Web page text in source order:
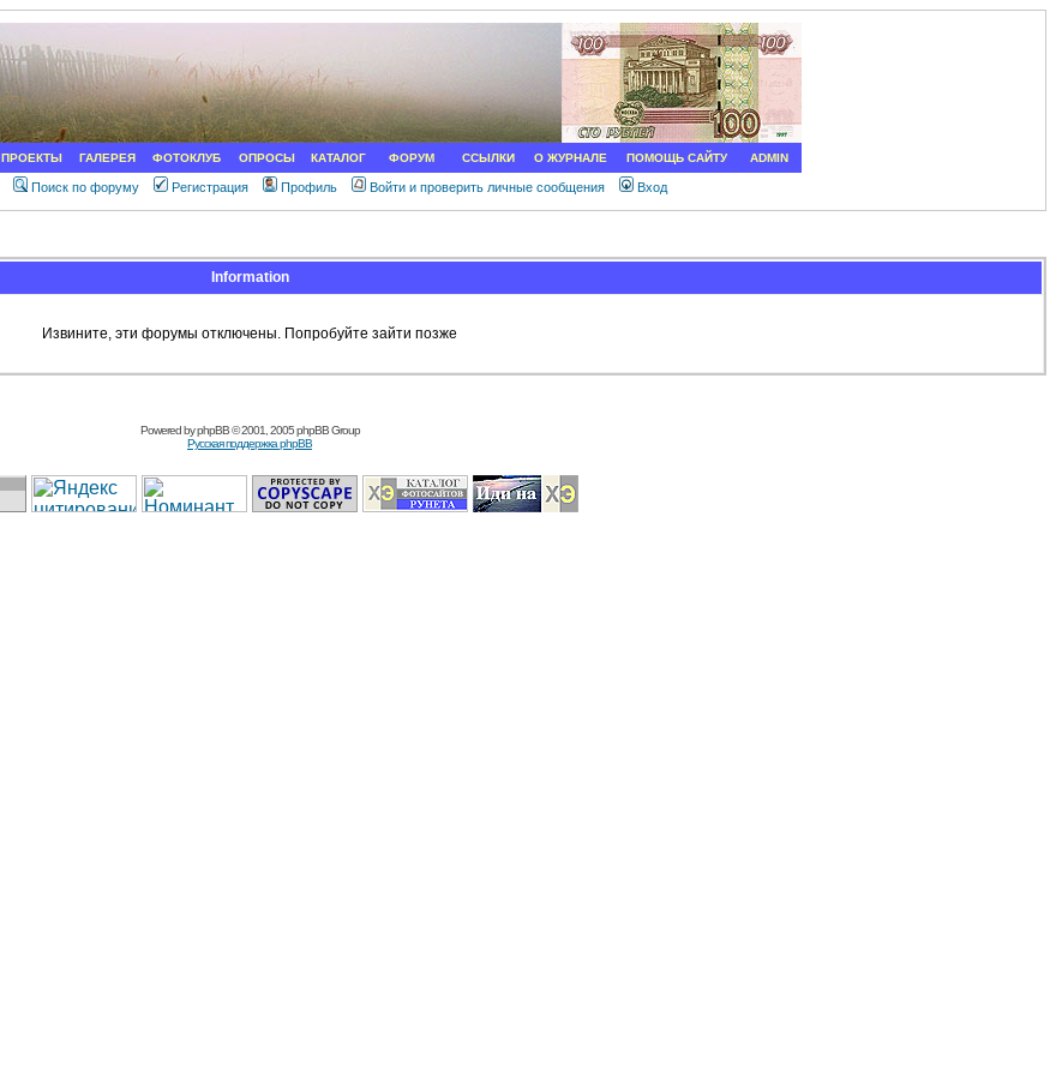
ПРОЕКТЫ ГАЛЕРЕЯ ФОТОКЛУБ ОПРОСЫ КАТАЛОГ ФОРУМ ССЫЛКИ О ЖУРНАЛЕ ПОМОЩЬ САЙТУ ADMIN
Поиск по форуму Регистрация Профиль Войти и проверить личные сообщения Вход
Information
Извините, эти форумы отключены. Попробуйте зайти позже
Powered byphpBB© 2001, 2005 phpBB Group
Русская поддержка phpBB